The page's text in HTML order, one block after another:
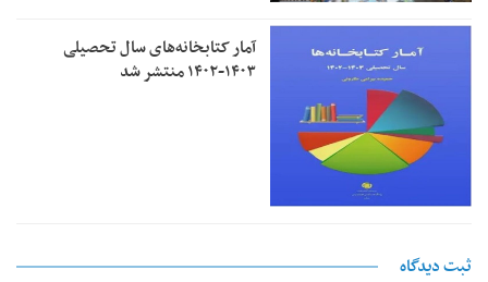
آمار کتابخانه‌های سال تحصیلی
۱۴۰۳-۱۴۰۲ منتشر شد
ثبت دیدگاه